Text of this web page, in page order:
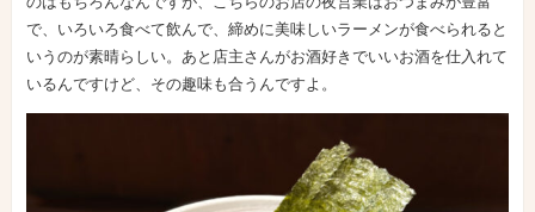
で、いろいろ食べて飲んで、締めに美味しいラーメンが食べられると
いうのが素晴らしい。あと店主さんがお酒好きでいいお酒を仕入れて
いるんですけど、その趣味も合うんですよ。